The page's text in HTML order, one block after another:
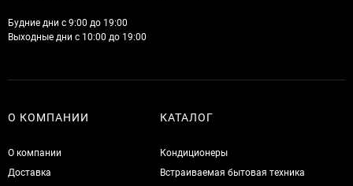
Будние дни с 9:00 до 19:00
Выходные дни с 10:00 до 19:00
О КОМПАНИИ
О компании
Доставка
КАТАЛОГ
Кондиционеры
Встраиваемая бытовая техника